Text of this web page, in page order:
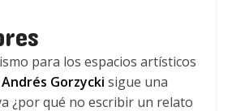
para los espacios artísticos
Andrés Gorzycki sigue una
¿por qué no escribir un relato